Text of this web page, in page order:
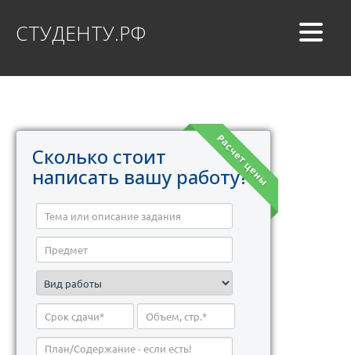
СТУДЕНТУ.РФ
Расчет цены
Сколько стоит
написать вашу работу?